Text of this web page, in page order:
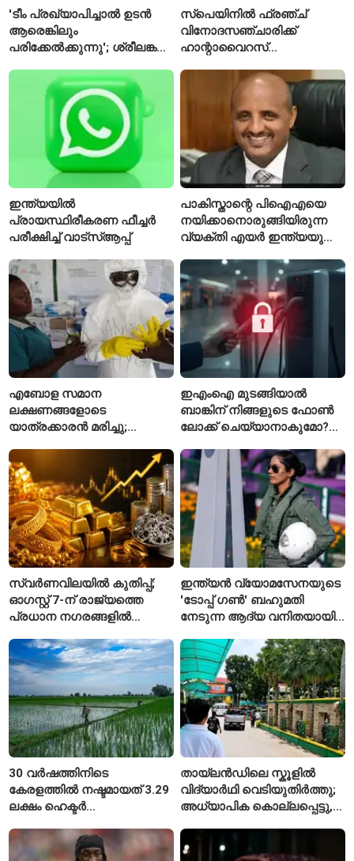
'ടീം പ്രഖ്യാപിച്ചാൽ ഉടൻ
ആരെങ്കിലും
പരിക്കേൽക്കുന്നു'; ശ്രീലങ്കൻ
ടീമിനെ കുറിച്ച് മുൻതാരം
സ്പെയിനിൽ ഫ്രഞ്ച്
വിനോദസഞ്ചാരിക്ക്
ഹാന്റാവൈറസ്
ഐസൊലേഷനിൽ
പ്രവേശിപ്പിച്ചു
ഇന്ത്യയിൽ
പ്രായസ്ഥിരീകരണ ഫീച്ചർ
പരീക്ഷിച്ച് വാട്‌സ്ആപ്പ്
പാകിസ്താന്റെ പിഐഎയെ
നയിക്കാനൊരുങ്ങിയിരുന്ന
വ്യക്തി എയർ ഇന്ത്യയുടെ
എബോള സമാന
ലക്ഷണങ്ങളോടെ
യാത്രക്കാരൻ മരിച്ചു;
യാത്രക്കാരെ
നിരീക്ഷണത്തിൽ
ഇഎംഐ മുടങ്ങിയാൽ
ബാങ്കിന് നിങ്ങളുടെ ഫോൺ
ലോക്ക് ചെയ്യാനാകുമോ?
ചട്ടങ്ങൾ ഇങ്ങനെ
സ്വർണവിലയിൽ കുതിപ്പ്;
ഓഗസ്റ്റ് 7-ന് രാജ്യത്തെ
പ്രധാന നഗരങ്ങളിൽ
ഇന്ത്യൻ വ്യോമസേനയുടെ
'ടോപ്പ് ഗൺ' ബഹുമതി
നേടുന്ന ആദ്യ വനിതയായി
30 വർഷത്തിനിടെ
കേരളത്തിൽ നഷ്ടമായത് 3.29
ലക്ഷം ഹെക്ടർ
തായ്‌ലൻഡിലെ സ്കൂളിൽ
വിദ്യാർഥി വെടിയുതിർത്തു;
അധ്യാപിക കൊല്ലപ്പെട്ടു,